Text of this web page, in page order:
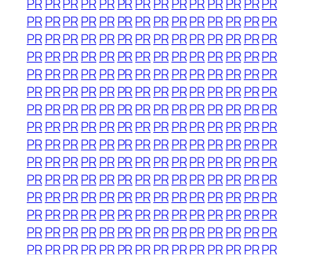
PRPRPRPRPR PRPRPRPRPRPRPR PRPR
PRPRPRPRPR PRPRPRPRPRPRPR PRPR
PRPRPRPRPR PRPRPRPRPRPRPR PRPR
PRPRPRPRPR PRPRPRPRPRPRPR PRPR
PRPRPRPRPR PRPRPRPRPRPRPR PRPR
PRPRPRPRPR PRPRPRPRPRPRPR PRPR
PRPRPRPRPR PRPRPRPRPRPRPR PRPR
PRPRPRPRPR PRPRPRPRPRPRPR PRPR
PRPRPRPRPR PRPRPRPRPRPRPR PRPR
PRPRPRPRPR PRPRPRPRPRPRPR PRPR
PRPRPRPRPR PRPRPRPRPRPRPR PRPR
PRPRPRPRPR PRPRPRPRPRPRPR PRPR
PRPRPRPRPR PRPRPRPRPRPRPR PRPR
PRPRPRPRPR PRPRPRPRPRPRPR PRPR